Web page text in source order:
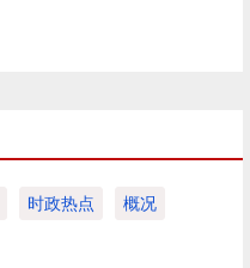
时政热点 概况